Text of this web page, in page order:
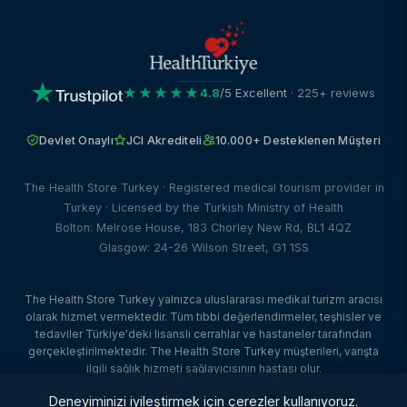
★★★★★4.8/5 Excellent · 225+ reviews
Devlet Onaylı JCI Akrediteli 10.000+ Desteklenen Müşteri
The Health Store Turkey · Registered medical tourism provider in
Turkey · Licensed by the Turkish Ministry of Health
Bolton: Melrose House, 183 Chorley New Rd, BL1 4QZ
Glasgow: 24-26 Wilson Street, G1 1SS
The Health Store Turkey yalnızca uluslararası medikal turizm aracısı
olarak hizmet vermektedir. Tüm tıbbi değerlendirmeler, teşhisler ve
tedaviler Türkiye'deki lisanslı cerrahlar ve hastaneler tarafından
gerçekleştirilmektedir. The Health Store Turkey müşterileri, varışta
ilgili sağlık hizmeti sağlayıcısının hastası olur.
Dataface Ltd ·Client Portal
Deneyiminizi iyileştirmek için çerezler kullanıyoruz.